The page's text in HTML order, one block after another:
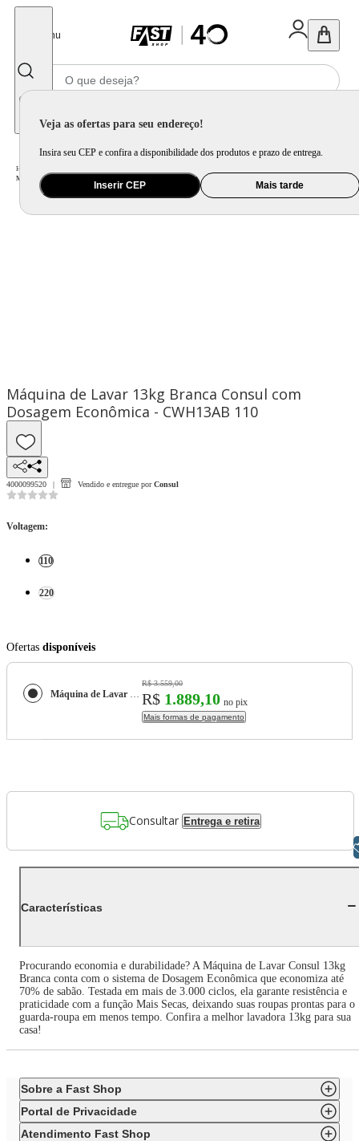
Menu
Veja as ofertas para seu endereço!
Insira seu CEP e confira a disponibilidade dos produtos e prazo de entrega.
Inserir CEP Mais tarde
Home
Máquina de Lavar 13kg Branca Consul com Dosagem Econômica - CWH13AB
Máquina de Lavar 13kg Branca Consul com
Dosagem Econômica - CWH13AB 110
4000099520 Vendido e entregue por Consul
Voltagem:
110
220
Ofertas disponíveis
Máquina de Lavar 13kg Branca Consul com Dosagem Econômica - CWH13AB
R$ 3.559,00
R$ 1.889,10 no pix
Mais formas de pagamento
Consultar Entrega e retira
Características
Procurando economia e durabilidade? A Máquina de Lavar Consul 13kg
Branca conta com o sistema de Dosagem Econômica que economiza até
70% de sabão. Testada em mais de 3.000 ciclos, ela garante resistência e
praticidade com a função Mais Secas, deixando suas roupas prontas para o
guarda-roupa em menos tempo. Confira a melhor lavadora 13kg para sua
casa!
Sobre a Fast Shop
Portal de Privacidade
Atendimento Fast Shop
Libras